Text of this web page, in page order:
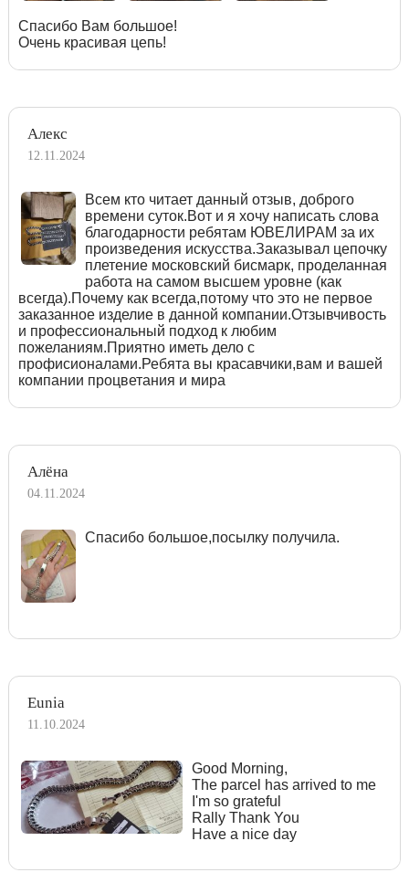
Спасибо Вам большое!
Очень красивая цепь!
Алекс
12.11.2024
Всем кто читает данный отзыв, доброго
времени суток.Вот и я хочу написать слова
благодарности ребятам ЮВЕЛИРАМ за их
произведения искусства.Заказывал цепочку
плетение московский бисмарк, проделанная
работа на самом высшем уровне (как
всегда).Почему как всегда,потому что это не первое
заказанное изделие в данной компании.Отзывчивость
и профессиональный подход к любим
пожеланиям.Приятно иметь дело с
профисионалами.Ребята вы красавчики,вам и вашей
компании процветания и мира
Алёна
04.11.2024
Спасибо большое,посылку получила.
Eunia
11.10.2024
Good Morning,
The parcel has arrived to me
I'm so grateful
Rally Thank You
Have a nice day